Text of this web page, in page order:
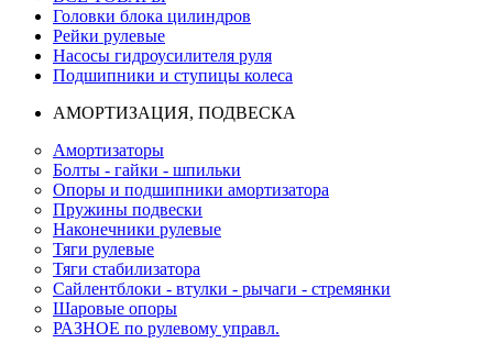
Головки блока цилиндров
Рейки рулевые
Насосы гидроусилителя руля
Подшипники и ступицы колеса
АМОРТИЗАЦИЯ, ПОДВЕСКА
Амортизаторы
Болты - гайки - шпильки
Опоры и подшипники амортизатора
Пружины подвески
Наконечники рулевые
Тяги рулевые
Тяги стабилизатора
Сайлентблоки - втулки - рычаги - стремянки
Шаровые опоры
РАЗНОЕ по рулевому управл.